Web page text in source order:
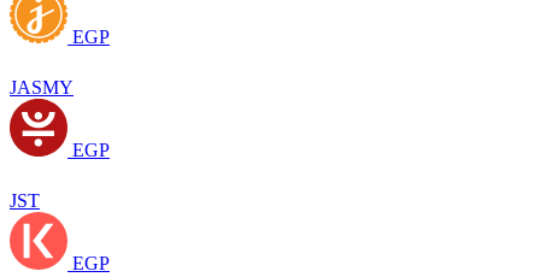
EGP
JASMY
EGP
JST
EGP